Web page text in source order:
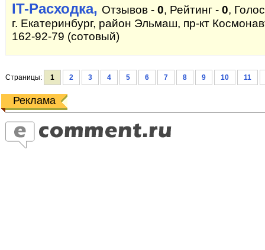
IT-Расходка, Отзывов - 0, Рейтинг - 0,
г. Екатеринбург, район Эльмаш, пр-кт
162-92-79 (сотовый)
Страницы: 1 2 3 4 5 6 7 8 9 10 11
Реклама